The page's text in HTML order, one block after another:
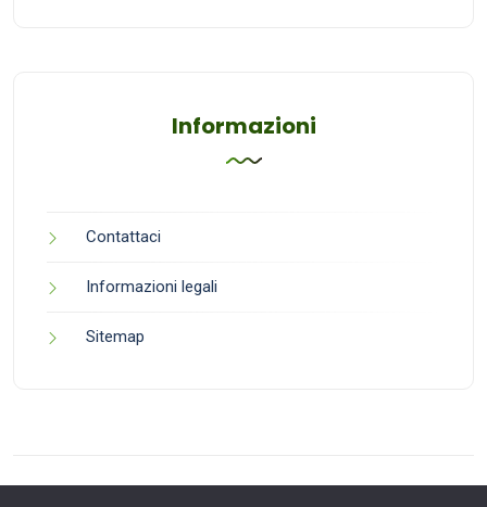
Informazioni
Contattaci
Informazioni legali
Sitemap